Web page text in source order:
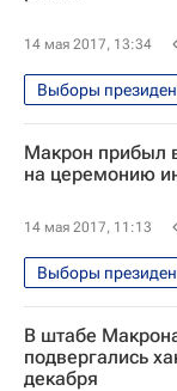
14 мая 2017, 13:34
Выборы
Франция
Макрон прибыл
на церемонию
14 мая 2017, 11:13
Выборы
Париж
В штабе
подвергались
декабря